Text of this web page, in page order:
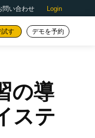
問い合わせ Login
す デモを予約
の導
ステ